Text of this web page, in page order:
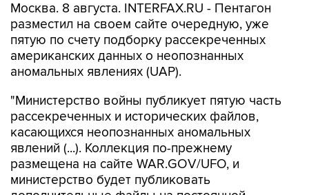
Москва. 8 августа. INTERFAX.RU - Пентагон
разместил на своем сайте очередную, уже
пятую по счету подборку рассекреченных
американских данных о неопознанных
аномальных явлениях (UAP).
"Министерство войны публикует пятую часть
рассекреченных и исторических файлов,
касающихся неопознанных аномальных
явлений (...). Коллекция по-прежнему
размещена на сайте WAR.GOV/UFO, и
министерство будет публиковать